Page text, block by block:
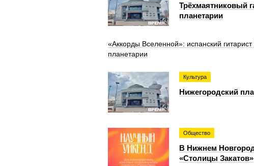
Трёхмаятниковый
планетарии
«Аккорды Вселенной»: испанский
планетарии
Культура
Нижегородский
Общество
В Нижнем
«Столицы Закатов»